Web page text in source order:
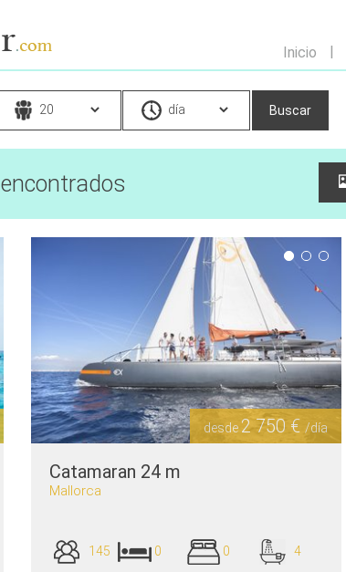
Inicio
encontrados
desde 2 750 € /día
Catamaran 24 m
Mallorca
145 0 0 4